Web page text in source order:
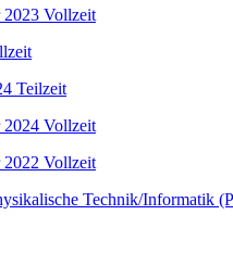
2023 Vollzeit
Teilzeit
2024 Vollzeit
2022 Vollzeit
Technik/Informatik